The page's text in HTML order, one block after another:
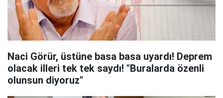
Naci Görür, üstüne basa basa uyardı! Deprem
olacak illeri tek tek saydı! "Buralarda özenli
olunsun diyoruz"